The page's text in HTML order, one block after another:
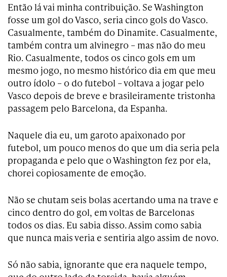
Então lá vai minha contribuição. Se Washington
fosse um gol do Vasco, seria cinco gols do Vasco.
Casualmente, também do Dinamite. Casualmente,
também contra um alvinegro – mas não do meu
Rio. Casualmente, todos os cinco gols em um
mesmo jogo, no mesmo histórico dia em que meu
outro ídolo – o do futebol – voltava a jogar pelo
Vasco depois de breve e brasileiramente tristonha
passagem pelo Barcelona, da Espanha.
Naquele dia eu, um garoto apaixonado por
futebol, um pouco menos do que um dia seria pela
propaganda e pelo que o Washington fez por ela,
chorei copiosamente de emoção.
Não se chutam seis bolas acertando uma na trave e
cinco dentro do gol, em voltas de Barcelonas
todos os dias. Eu sabia disso. Assim como sabia
que nunca mais veria e sentiria algo assim de novo.
Só não sabia, ignorante que era naquele tempo,